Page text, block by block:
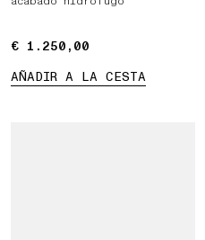
€ 1.250,00
€ 1.250,00
AÑADIR A LA CESTA